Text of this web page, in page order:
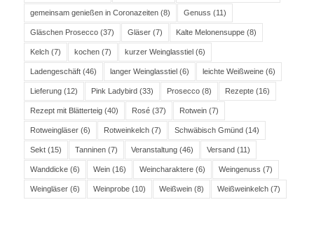
gemeinsam genießen in Coronazeiten(8) Genuss (11)
Gläschen Prosecco(37) Gläser(7) Kalte Melonensuppe(8)
Kelch(7) kochen(7) kurzer Weinglasstiel(6)
Ladengeschäft(46) langer Weinglasstiel(6) leichte Weißweine(6)
Lieferung(12) Pink Ladybird(33) Prosecco(8) Rezepte(16)
Rezept mit Blätterteig(40) Rosé(37) Rotwein(7)
Rotweingläser(6) Rotweinkelch(7) Schwäbisch Gmünd(14)
Sekt(15) Tanninen(7) Veranstaltung(46) Versand(11)
Wanddicke(6) Wein(16) Weincharaktere(6) Weingenuss (7)
Weingläser(6) Weinprobe(10) Weißwein(8) Weißweinkelch(7)